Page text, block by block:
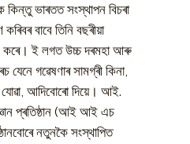
কিন্তু ভাৰতত সংস্থাপন বিচৰা
বাবে তিনি বছৰীয়া
কৰে। ই লগত উচ্চ দৰমহা আৰু
গৱেষণাৰ সামগ্ৰী কিনা,
যোৱা, আদিবোৰো দিয়ে। আই.
প্ৰতিষ্ঠান (আই আই এচ
নতুনকৈ সংস্থাপিত